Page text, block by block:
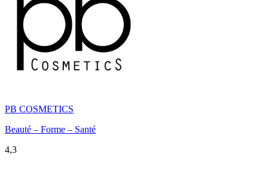
PB COSMETICS
Beauté – Forme – Santé
4,3